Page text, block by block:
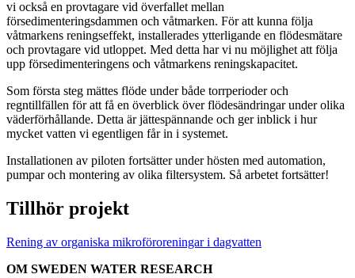
vi också en provtagare vid överfallet mellan
försedimenteringsdammen och våtmarken. För att kunna följa
våtmarkens reningseffekt, installerades ytterligande en flödesmätare
och provtagare vid utloppet. Med detta har vi nu möjlighet att följa
upp försedimenteringens och våtmarkens reningskapacitet.
Som första steg mättes flöde under både torrperioder och
regntillfällen för att få en överblick över flödesändringar under olika
väderförhållande. Detta är jättespännande och ger inblick i hur
mycket vatten vi egentligen får in i systemet.
Installationen av piloten fortsätter under hösten med automation,
pumpar och montering av olika filtersystem. Så arbetet fortsätter!
Tillhör projekt
Rening av organiska mikroföroreningar i dagvatten
OM SWEDEN WATER RESEARCH